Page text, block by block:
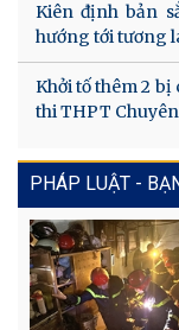
Kiên định bản
hướng tới tương
Khởi tố thêm 2 bị
thi THPT
PHÁP LUẬT -